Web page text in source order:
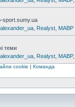
sport.sumy.ua
alexander_ua Realyst MABP
теми
alexander_ua Realyst MABP,
cookie | Команда